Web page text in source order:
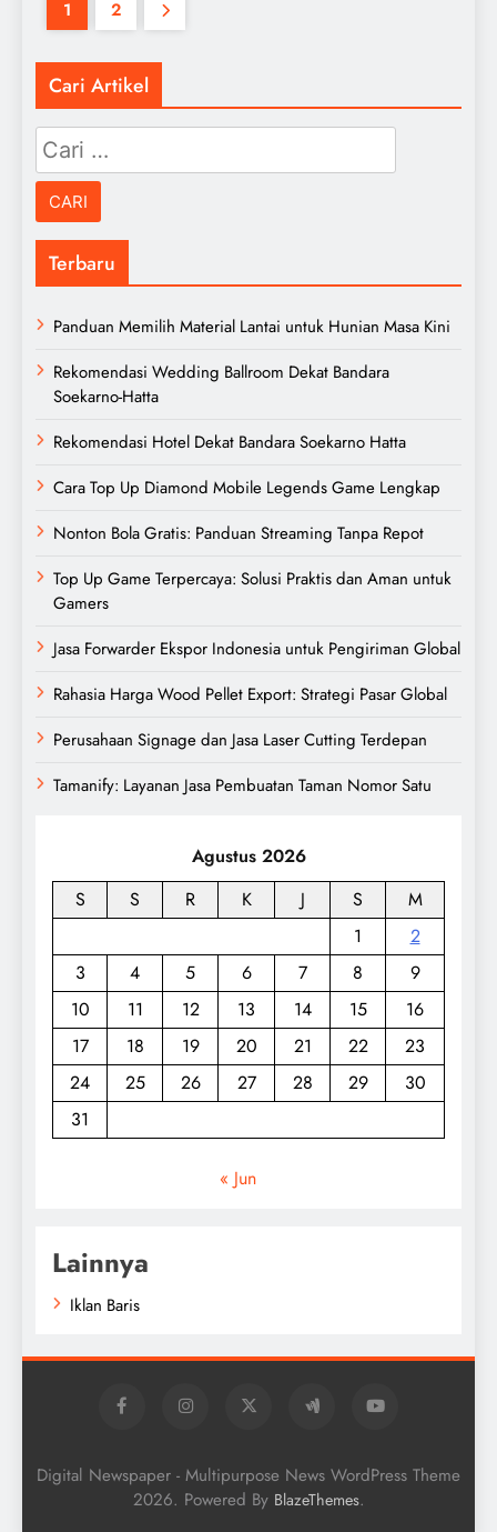
1 2
Cari Artikel
Cari
untuk:
Terbaru
Panduan Memilih Material Lantai untuk Hunian Masa Kini
Rekomendasi Wedding Ballroom Dekat Bandara
Soekarno-Hatta
Rekomendasi Hotel Dekat Bandara Soekarno Hatta
Cara Top Up Diamond Mobile Legends Game Lengkap
Nonton Bola Gratis: Panduan Streaming Tanpa Repot
Top Up Game Terpercaya: Solusi Praktis dan Aman untuk
Gamers
Jasa Forwarder Ekspor Indonesia untuk Pengiriman Global
Rahasia Harga Wood Pellet Export: Strategi Pasar Global
Perusahaan Signage dan Jasa Laser Cutting Terdepan
Tamanify: Layanan Jasa Pembuatan Taman Nomor Satu
Agustus 2026
S
S R K J S
M
1
2
3
4 5 6 7 8
9
10
11 12 13 14 15
16
17
18 19 20 21 22
23
24
25 26 27 28 29
30
31
« Jun
Lainnya
Iklan Baris
Digital Newspaper - Multipurpose News WordPress Theme
2026. Powered By BlazeThemes.